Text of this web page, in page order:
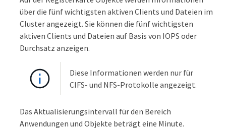
über die fünf wichtigsten aktiven Clients und Dateien im
Cluster angezeigt. Sie können die fünf wichtigsten
aktiven Clients und Dateien auf Basis von IOPS oder
Durchsatz anzeigen.
Diese Informationen werden nur für
CIFS- und NFS-Protokolle angezeigt.
Das Aktualisierungsintervall für den Bereich
Anwendungen und Objekte beträgt eine Minute.